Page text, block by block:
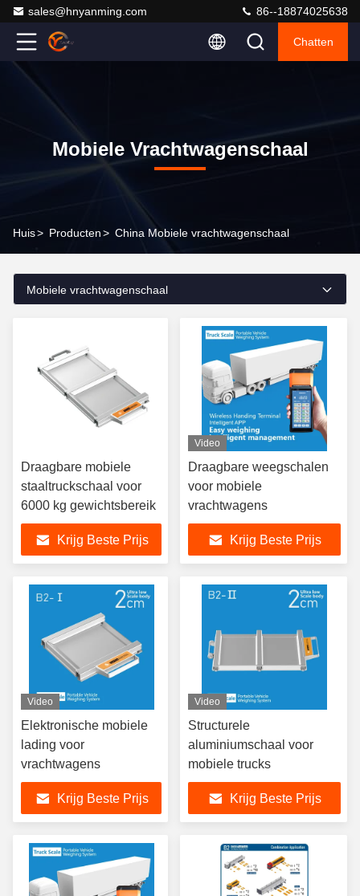
sales@hnyanming.com 86--18874025638
Chatten
Mobiele Vrachtwagenschaal
Huis> Producten> China Mobiele vrachtwagenschaal
Mobiele vrachtwagenschaal
Draagbare mobiele
staaltruckschaal voor
6000 kg gewichtsbereik
Krijg Beste Prijs
Video
Draagbare weegschalen
voor mobiele
vrachtwagens
Krijg Beste Prijs
Video
Elektronische mobiele
lading voor
vrachtwagens
Krijg Beste Prijs
Video
Structurele
aluminiumschaal voor
mobiele trucks
Krijg Beste Prijs